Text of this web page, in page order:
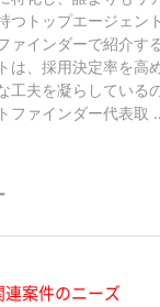
案件のニーズ